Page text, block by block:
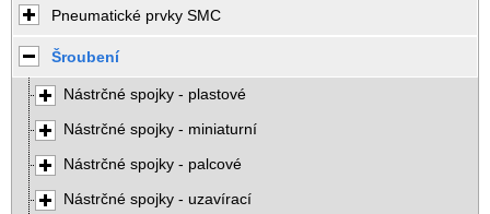
Pneumatické prvky SMC
Šroubení
Nástrčné spojky - plastové
Nástrčné spojky - miniaturní
Nástrčné spojky - palcové
Nástrčné spojky - uzavírací